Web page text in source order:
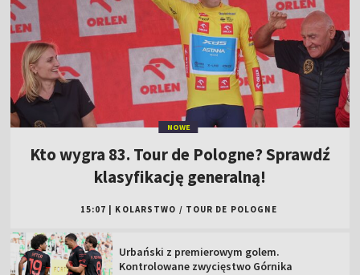
NOWE
Kto wygra 83. Tour de Pologne? Sprawdź
klasyfikację generalną!
15:07 KOLARSTWO / TOUR DE POLOGNE
Urbański z premierowym golem.
Kontrolowane zwycięstwo Górnika